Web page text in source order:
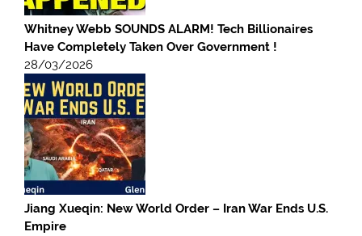
Whitney Webb SOUNDS ALARM! Tech Billionaires
Have Completely Taken Over Government !
28/03/2026
Jiang Xueqin: New World Order – Iran War Ends U.S.
Empire